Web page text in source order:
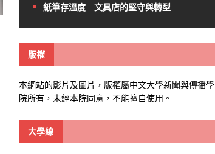
紙筆存溫度 文具店的堅守與轉型
版權
本網站的影片及圖片，版權屬中文大學新聞與傳播學
院所有，未經本院同意，不能擅自使用。
大學線